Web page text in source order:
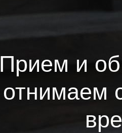
Прием и
отнимаем